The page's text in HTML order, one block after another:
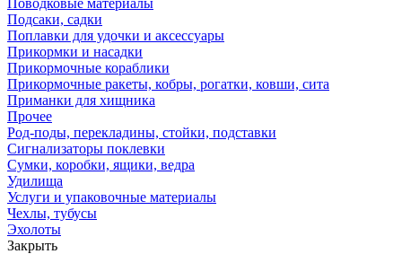
Поводковые материалы
Подсаки, садки
Поплавки для удочки и аксессуары
Прикормки и насадки
Прикормочные кораблики
Прикормочные ракеты, кобры, рогатки, ковши, сита
Приманки для хищника
Прочее
Род-поды, перекладины, стойки, подставки
Сигнализаторы поклевки
Сумки, коробки, ящики, ведра
Удилища
Услуги и упаковочные материалы
Чехлы, тубусы
Эхолоты
Закрыть